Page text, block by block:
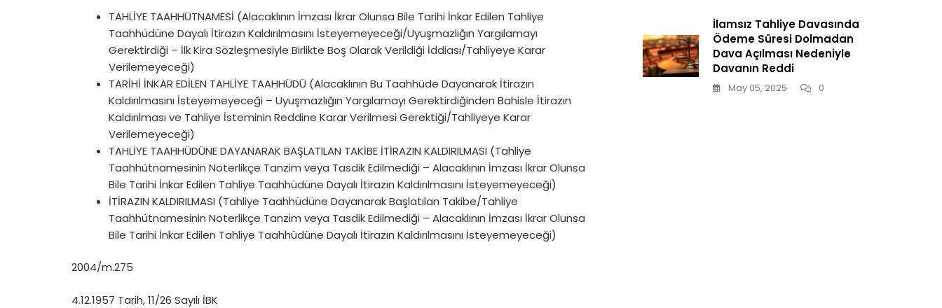
TAHLİYE TAAHHÜTNAMESİ (Alacaklının İmzası İkrar Olunsa Bile Tarihi İnkar Edilen Tahliye
Taahhüdüne Dayalı İtirazın Kaldırılmasını İsteyemeyeceği/Uyuşmazlığın Yargılamayı
Gerektirdiği – İlk Kira Sözleşmesiyle Birlikte Boş Olarak Verildiği İddiası/Tahliyeye Karar
Verilemeyeceği)
TARİHİ İNKAR EDİLEN TAHLİYE TAAHHÜDÜ (Alacaklının Bu Taahhüde Dayanarak İtirazın
Kaldırılmasını İsteyemeyeceği – Uyuşmazlığın Yargılamayı Gerektirdiğinden Bahisle İtirazın
Kaldırılması ve Tahliye İsteminin Reddine Karar Verilmesi Gerektiği/Tahliyeye Karar
Verilemeyeceği)
TAHLİYE TAAHHÜDÜNE DAYANARAK BAŞLATILAN TAKİBE İTİRAZIN KALDIRILMASI (Tahliye
Taahhütnamesinin Noterlikçe Tanzim veya Tasdik Edilmediği – Alacaklının İmzası İkrar Olunsa
Bile Tarihi İnkar Edilen Tahliye Taahhüdüne Dayalı İtirazın Kaldırılmasını İsteyemeyeceği)
İTİRAZIN KALDIRILMASI (Tahliye Taahhüdüne Dayanarak Başlatılan Takibe/Tahliye
Taahhütnamesinin Noterlikçe Tanzim veya Tasdik Edilmediği – Alacaklının İmzası İkrar Olunsa
Bile Tarihi İnkar Edilen Tahliye Taahhüdüne Dayalı İtirazın Kaldırılmasını İsteyemeyeceği)
2004/m.275
4.12.1957 Tarih, 11/26 Sayılı İBK
İlamsız Tahliye Davasında
Ödeme Süresi Dolmadan
Dava Açılması Nedeniyle
Davanın Reddi
May 05, 2025 0